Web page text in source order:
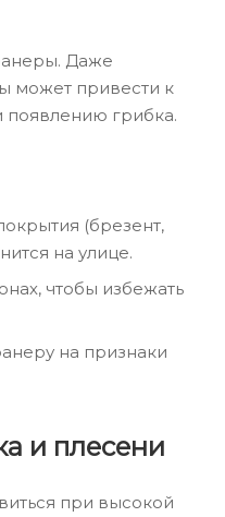
Даже
может привести к
грибка.
(брезент,
на улице.
чтобы избежать
на признаки
и плесени
при высокой